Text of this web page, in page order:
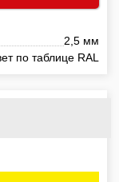
2,5 мм
по таблице RAL